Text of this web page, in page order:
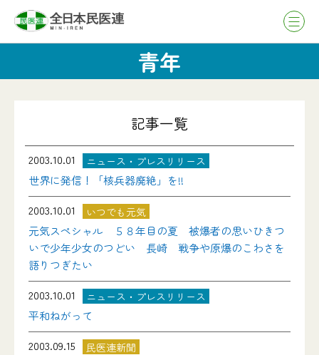
青年
記事一覧
2003.10.01 ニュース・プレスリリース
世界に発信！「核兵器廃絶」を!!
2003.10.01
いつでも元気
元気スペシャル ５８年目の夏 被爆者の思いひきつ
いで少年少女のつどい 長崎 戦争や原爆のこわさを
語りつぎたい
2003.10.01
ニュース・プレスリリース
平和ねがって
2003.09.15
民医連新聞